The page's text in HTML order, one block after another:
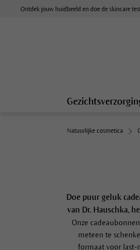
Ontdek jouw huidbeeld en doe de skincare
Natuurlijke cosmetica
Doe puur geluk
van Dr. Hauschka,
Onze
meteen te
formaat voor last-